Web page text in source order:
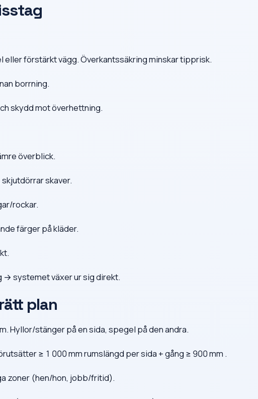
eller förstärkt vägg. Överkantssäkring minskar tipprisk.
borrning.
skydd mot överhettning.
överblick.
skaver.
rockar.
färger på kläder.
→ systemet växer ur sig direkt.
plan
Hyllor/stänger på en sida, spegel på den andra.
≥ 1 000 mm rumslängd per sida + gång ≥ 900 mm .
zoner (hen/hon, jobb/fritid).